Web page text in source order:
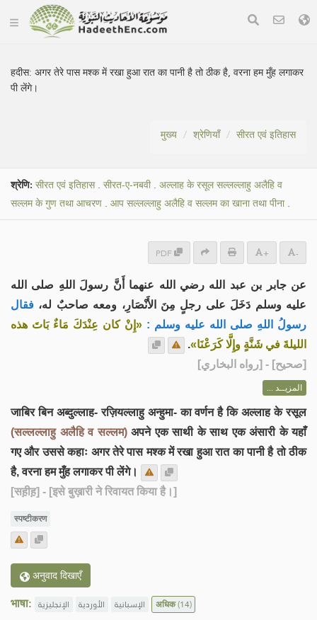
हदीस:अगर तेरे पास मश्क में रखा हुआ रात का पानी है तो ठीक है, वरना हम मुँह लगाकर
पी लेंगे।
मुख्य श्रेणियाँ सीरत एवं इतिहास
श्रेणि: सीरत एवं इतिहास. सीरत-ए-नबवी. अल्लाह के रसूल सल्लल्लाहु अलैहि व
सल्लम के गुण तथा आचरण . आप सल्लल्लाहु अलैहि व सल्लम का खाना तथा पीना.
PDF + -
عن جابر بن عبد الله رضي الله عنهما أَنَّ رسولَ اللهِ صلى الله
عليه وسلم دَخَلَ على رجلٍ مِنَ الأَنْصَارِ، ومعه صاحبٌ له، فقال
رسولُ اللهِ صلى الله عليه وسلم : «إِنْ كان عِنْدَكَ مَاءٌ بَاتَ هذه
الليلةَ في شَنَّةٍ وإِلَّا كَرَعْنَا».
[صحيح] - [رواه البخاري]
المزيــد ...
जाबिर बिन अब्दुल्लाह- रज़ियल्लाहु अन्हुमा- का वर्णन है कि अल्लाह के रसूल
(सल्लल्लाहु अलैहि व सल्लम)अपने एक साथी के साथ एक अंसारी के यहाँ
गए और उससे कहाः अगर तेरे पास मश्क में रखा हुआ रात का पानी है तो ठीक
है, वरना हम मुँह लगाकर पी लेंगे।
[सह़ीह़] - [इसे बुख़ारी ने रिवायत किया है।]
स्पष्टीकरण
अनुवाद दिखाएँ
भाषा: الإنجليزية الأوردية الإسبانية अधिक(14)